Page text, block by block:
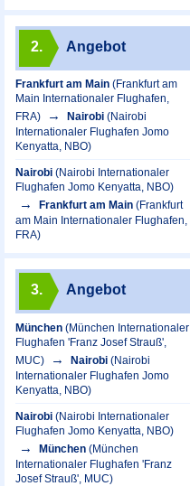
2. Angebot
Frankfurt am Main (Frankfurt am
Main Internationaler Flughafen,
FRA)
Nairobi (Nairobi
Internationaler Flughafen Jomo
Kenyatta, NBO)
Nairobi (Nairobi Internationaler
Flughafen Jomo Kenyatta, NBO)
Frankfurt am Main (Frankfurt
am Main Internationaler Flughafen,
FRA)
3. Angebot
München (München Internationaler
Flughafen 'Franz Josef Strauß',
MUC)
Nairobi (Nairobi
Internationaler Flughafen Jomo
Kenyatta, NBO)
Nairobi (Nairobi Internationaler
Flughafen Jomo Kenyatta, NBO)
München (München
Internationaler Flughafen 'Franz
Josef Strauß', MUC)